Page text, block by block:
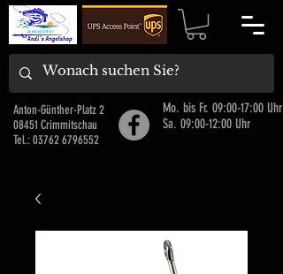
Anton-Günther-Platz 2
08451 Crimmitschau
Tel.:03762 6796552
Mo. bis Fr. 09:00-17:00 Uhr
Sa. 09:00-12:00 Uhr